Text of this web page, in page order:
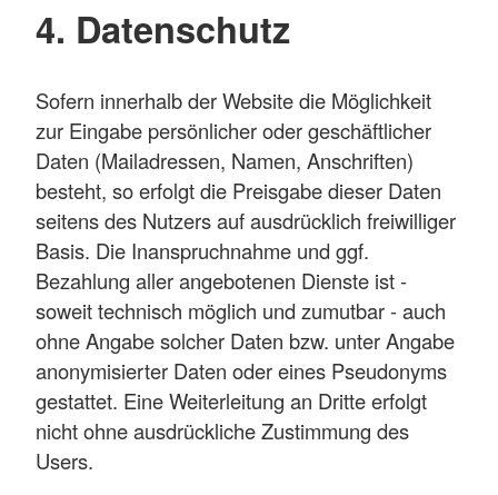
4. Datenschutz
Sofern innerhalb der Website die Möglichkeit
zur Eingabe persönlicher oder geschäftlicher
Daten (Mailadressen, Namen, Anschriften)
besteht, so erfolgt die Preisgabe dieser Daten
seitens des Nutzers auf ausdrücklich freiwilliger
Basis. Die Inanspruchnahme und ggf.
Bezahlung aller angebotenen Dienste ist -
soweit technisch möglich und zumutbar - auch
ohne Angabe solcher Daten bzw. unter Angabe
anonymisierter Daten oder eines Pseudonyms
gestattet. Eine Weiterleitung an Dritte erfolgt
nicht ohne ausdrückliche Zustimmung des
Users.